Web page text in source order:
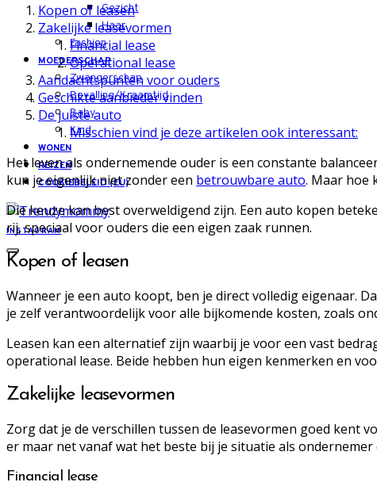
Gezicht
Haar
Fashion
MOEDERSCHAP
Zwangerschap
Bevalling/Kraamtijd
Baby
Kind
WONEN
REIZEN
COOKIEBELEID (EU)
INSTAGRAM
Kopen of leasen
Zakelijke leasevormen
Financial lease
Operational lease
Aandachtspunten voor ouders
Geschikte aanbieder vinden
De juiste auto
Misschien vind je deze artikelen ook interessant:
Het leven als ondernemende ouder is een constante
kun je eigenlijk niet zonder een betrouwbare auto. Maar hoe
Die keuze kan best overweldigend zijn. Een auto kopen
rij, speciaal voor ouders die een eigen zaak runnen.
Kopen of leasen
Wanneer je een auto koopt, ben je direct volledig eigenaar.
je zelf verantwoordelijk voor alle bijkomende kosten, zoals
Leasen kan een alternatief zijn waarbij je voor een vast
operational lease. Beide hebben hun eigen kenmerken en
Zakelijke leasevormen
Zorg dat je de verschillen tussen de leasevormen goed kent
er maar net vanaf wat het beste bij je situatie als ondernemer
Financial lease